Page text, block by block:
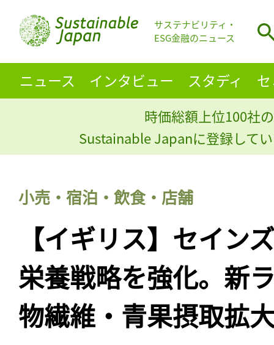
サステナビリティ・
ESG金融のニュース
ニュース インタビュー スタディ
時価総額上位100社
Sustainable Japanに登録して
小売・宿泊・飲食・店舗
【イギリス】セイン
栄養戦略を強化。新
物繊維・青果摂取拡